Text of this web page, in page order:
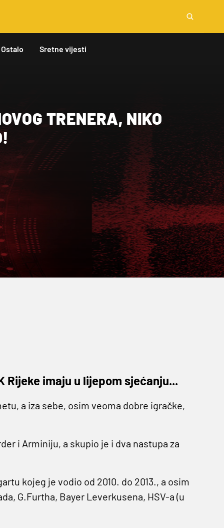
Ostalo Sretne vijesti
TRENERA, NIKO
Rijeke imaju u lijepom sjećanju...
a iza sebe, osim veoma dobre igračke,
i Arminiju, a skupio je i dva nastupa za
kojeg je vodio od 2010. do 2013., a osim
G.Furtha, Bayer Leverkusena, HSV-a (u